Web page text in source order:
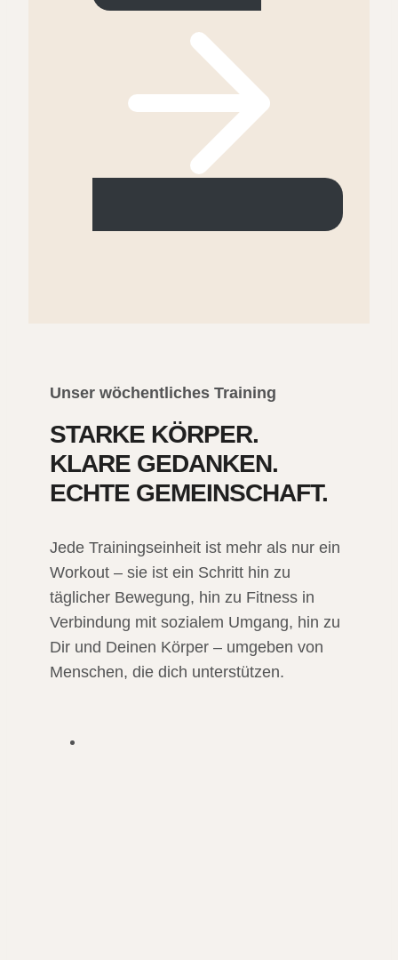
Unser wöchentliches Training
STARKE KÖRPER.
KLARE GEDANKEN.
ECHTE GEMEINSCHAFT.
Jede Trainingseinheit ist mehr als nur ein
Workout – sie ist ein Schritt hin zu
täglicher Bewegung, hin zu Fitness in
Verbindung mit sozialem Umgang, hin zu
Dir und Deinen Körper – umgeben von
Menschen, die dich unterstützen.